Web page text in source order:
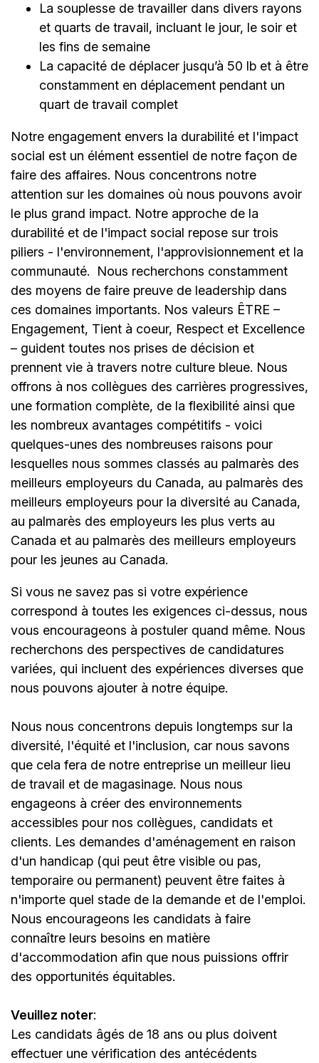
La souplesse de travailler dans divers rayons
et quarts de travail, incluant le jour, le soir et
les fins de semaine
La capacité de déplacer jusqu’à 50 lb et à être
constamment en déplacement pendant un
quart de travail complet
Notre engagement envers la durabilité et l'impact
social est un élément essentiel de notre façon de
faire des affaires. Nous concentrons notre
attention sur les domaines où nous pouvons avoir
le plus grand impact. Notre approche de la
durabilité et de l'impact social repose sur trois
piliers - l'environnement, l'approvisionnement et la
communauté.
Nous recherchons constamment
des moyens de faire preuve de leadership dans
ces domaines importants. Nos valeurs ÊTRE –
Engagement, Tient à coeur, Respect et Excellence
– guident toutes nos prises de décision et
prennent vie à travers notre culture bleue. Nous
offrons à nos collègues des carrières progressives,
une formation complète, de la flexibilité ainsi que
les nombreux avantages compétitifs - voici
quelques-unes des nombreuses raisons pour
lesquelles nous sommes classés au palmarès des
meilleurs employeurs du Canada, au palmarès des
meilleurs employeurs pour la diversité au Canada,
au palmarès des employeurs les plus verts au
Canada et au palmarès des meilleurs employeurs
pour les jeunes au Canada.
Si vous ne savez pas si votre expérience
correspond à toutes les exigences ci-dessus, nous
vous encourageons à postuler quand même. Nous
recherchons des perspectives de candidatures
variées, qui incluent des expériences diverses que
nous pouvons ajouter à notre équipe.
Nous nous concentrons depuis longtemps sur la
diversité, l'équité et l'inclusion, car nous savons
que cela fera de notre entreprise un meilleur lieu
de travail et de magasinage. Nous nous
engageons à créer des environnements
accessibles pour nos collègues, candidats et
clients. Les demandes d'aménagement en raison
d'un handicap (qui peut être visible ou pas,
temporaire ou permanent) peuvent être faites à
n'importe quel stade de la demande et de l'emploi.
Nous encourageons les candidats à faire
connaître leurs besoins en matière
d'accommodation afin que nous puissions offrir
des opportunités équitables.
Veuillez noter:
Les candidats âgés de 18 ans ou plus doivent
effectuer une vérification des antécédents